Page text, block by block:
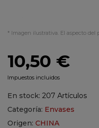
* Imagen ilustrativa. El aspecto del
10,50 €
Impuestos incluidos
En stock: 207 Artículos
Categoría: Envases
Origen: CHINA